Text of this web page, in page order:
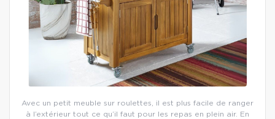
Avec un petit meuble sur roulettes, il est plus facile de ranger
à l’extérieur tout ce qu’il faut pour les repas en plein air. En